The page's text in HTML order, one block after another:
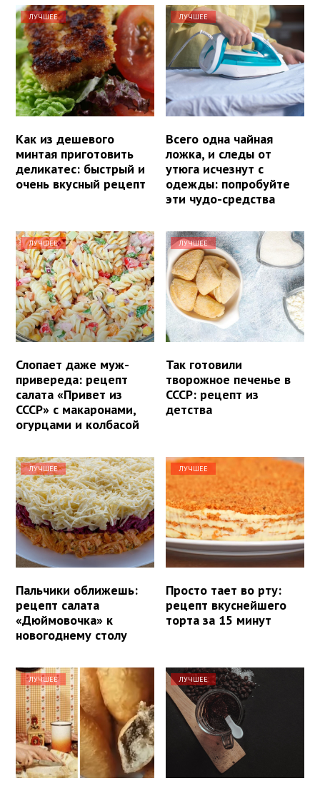
ЛУЧШЕЕ
Как из дешевого
минтая приготовить
деликатес: быстрый и
очень вкусный рецепт
ЛУЧШЕЕ
Всего одна чайная
ложка, и следы от
утюга исчезнут с
одежды: попробуйте
эти чудо-средства
ЛУЧШЕЕ
Слопает даже муж-
привереда: рецепт
салата «Привет из
СССР» с макаронами,
огурцами и колбасой
ЛУЧШЕЕ
Так готовили
творожное печенье в
СССР: рецепт из
детства
ЛУЧШЕЕ
Пальчики оближешь:
рецепт салата
«Дюймовочка» к
новогоднему столу
ЛУЧШЕЕ
Просто тает во рту:
рецепт вкуснейшего
торта за 15 минут
ЛУЧШЕЕ ЛУЧШЕЕ